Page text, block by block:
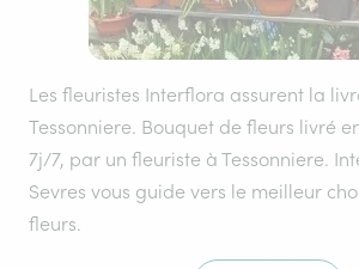
Les fleuristes Interflora assurent la
Tessonniere. Bouquet de fleurs livré
7j/7, par un fleuriste à Tessonniere.
Sevres vous guide vers le meilleur
fleurs.